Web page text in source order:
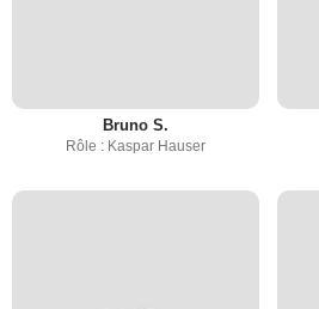
Bruno S.
Rôle : Kaspar Hauser